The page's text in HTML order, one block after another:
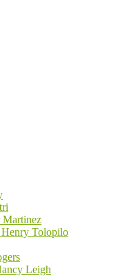
Martinez
Henry Tolopilo
Leigh